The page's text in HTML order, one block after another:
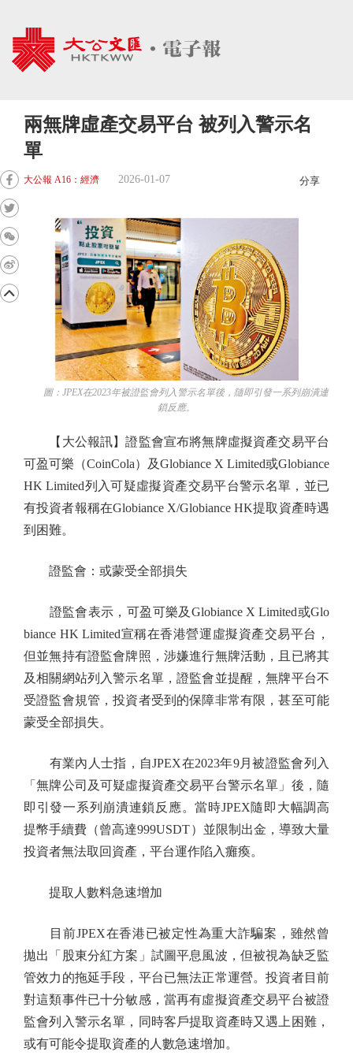
兩無牌虛產交易平台 被列入警示名
單
大公報 A16：經濟 2026-01-07 分享
圖：JPEX在2023年被證監會列入警示名單後，隨即引發一系列崩潰連
鎖反應。
【大公報訊】證監會宣布將無牌虛擬資產交易平台
可盈可樂（CoinCola）及Globiance X Limited或Globiance
HK Limited列入可疑虛擬資產交易平台警示名單，並已
有投資者報稱在Globiance X/Globiance HK提取資產時遇
到困難。
證監會：或蒙受全部損失
證監會表示，可盈可樂及Globiance X Limited或Glo
biance HK Limited宣稱在香港營運虛擬資產交易平台，
但並無持有證監會牌照，涉嫌進行無牌活動，且已將其
及相關網站列入警示名單，證監會並提醒，無牌平台不
受證監會規管，投資者受到的保障非常有限，甚至可能
蒙受全部損失。
有業內人士指，自JPEX在2023年9月被證監會列入
「無牌公司及可疑虛擬資產交易平台警示名單」後，隨
即引發一系列崩潰連鎖反應。當時JPEX隨即大幅調高
提幣手續費（曾高達999USDT）並限制出金，導致大量
投資者無法取回資產，平台運作陷入癱瘓。
提取人數料急速增加
目前JPEX在香港已被定性為重大詐騙案，雖然曾
拋出「股東分紅方案」試圖平息風波，但被視為缺乏監
管效力的拖延手段，平台已無法正常運營。投資者目前
對這類事件已十分敏感，當再有虛擬資產交易平台被證
監會列入警示名單，同時客戶提取資產時又遇上困難，
或有可能令提取資產的人數急速增加。